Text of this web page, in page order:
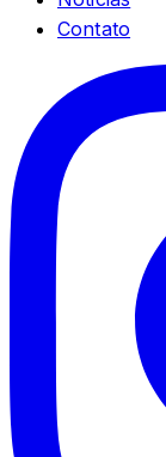
Contato